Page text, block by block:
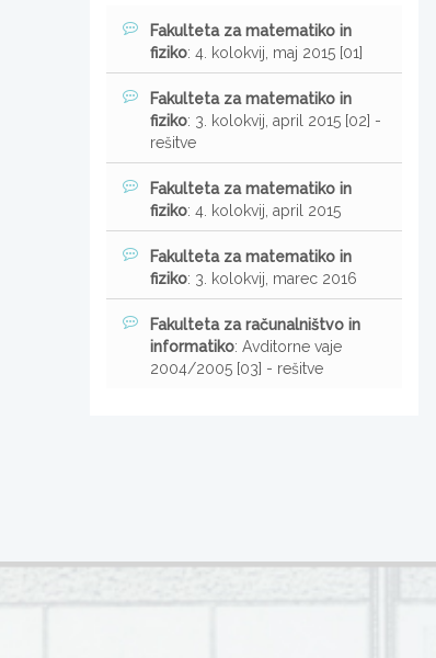
Fakulteta za matematiko in
fiziko: 4. kolokvij, maj 2015 [01]
Fakulteta za matematiko in
fiziko: 3. kolokvij, april 2015 [02] -
rešitve
Fakulteta za matematiko in
fiziko: 4. kolokvij, april 2015
Fakulteta za matematiko in
fiziko: 3. kolokvij, marec 2016
Fakulteta za računalništvo in
informatiko: Avditorne vaje
2004/2005 [03] - rešitve